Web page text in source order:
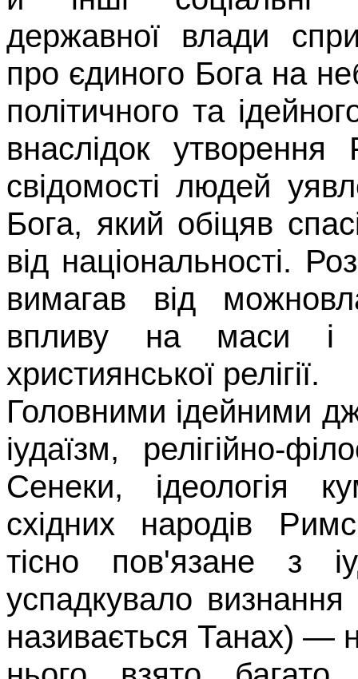
державної влади
про єдиного Бога на
політичного та
внаслідок утворення
свідомості людей
Бога, який обіцяв
від національності.
вимагав від
впливу на маси і
християнської релігії.
Головними ідейними
іудаїзм, релігійно-
Сенеки, ідеологія
східних народів
тісно пов'язане з
успадкувало визнання
називається Танах) —